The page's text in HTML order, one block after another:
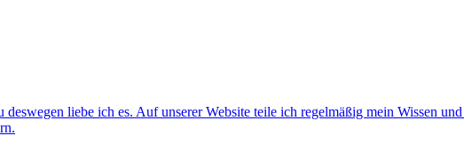
liebe ich es. Auf unserer Website teile ich regelmäßig mein Wissen